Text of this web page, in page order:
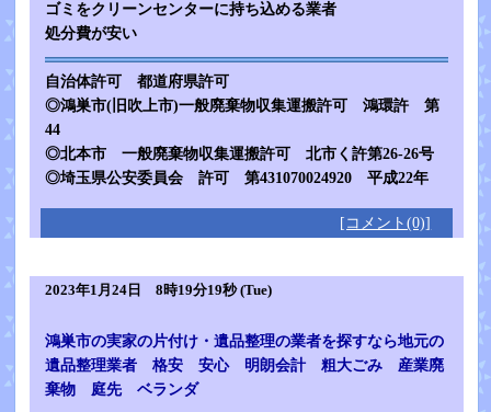
ゴミをクリーンセンターに持ち込める業者
処分費が安い
自治体許可 都道府県許可
◎鴻巣市(旧吹上市)一般廃棄物収集運搬許可 鴻環許 第
44
◎北本市 一般廃棄物収集運搬許可 北市く許第26-26号
◎埼玉県公安委員会 許可 第431070024920 平成22年
[コメント(0)]
2023年1月24日 8時19分19秒 (Tue)
鴻巣市の実家の片付け・遺品整理の業者を探すなら地元の
遺品整理業者 格安 安心 明朗会計 粗大ごみ 産業廃
棄物 庭先 ベランダ